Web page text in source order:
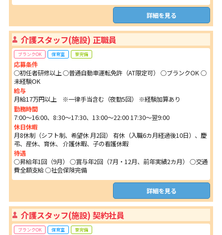
詳細を見る
介護スタッフ(施設) 正職員
ブランクOK 保育室 寮完備
応募条件
○初任者研修以上 ○普通自動車運転免許（AT限定可） ○ブランクOK ○
未経験OK
給与
月給17万円以上 ※一律手当含む（夜勤5回） ※経験加算あり
勤務時間
7:00～16:00、8:30～17:30、13:00～22:00 17:30～翌9:00
休日休暇
月8休制（シフト制、希望休 月2回） 有休（入職6カ月経過後10日）、慶
弔、産休、育休、 介護休暇、子の看護休暇
待遇
○昇給年1回（9月） ○賞与年2回（7月・12月、前年実績2カ月） ○交通
費全額支給 ○社会保険完備
詳細を見る
介護スタッフ(施設) 契約社員
ブランクOK 保育室 寮完備